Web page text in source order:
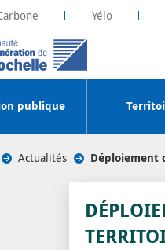
Territoire Zéro Carbone
Yélo
publique
Actualités Déploiement